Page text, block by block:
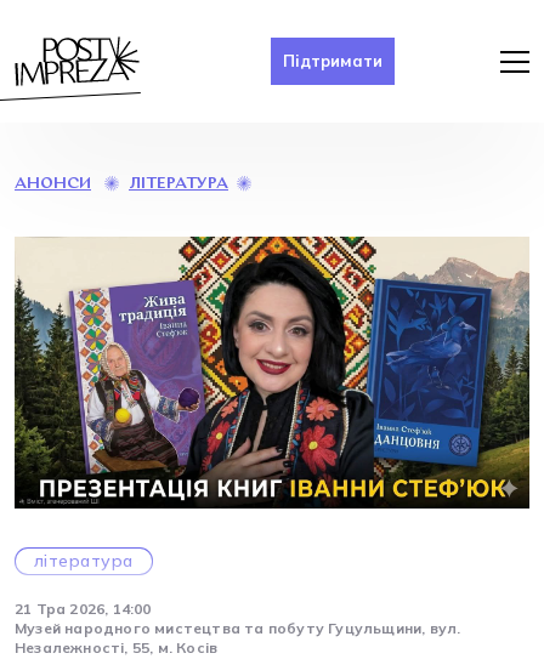
Підтримати
АНОНСИ ЛІТЕРАТУРА
ТРАДИЦІЯ»
ТА
«ДАНЦОВНЯ»
література
21 Тра 2026, 14:00
Музей народного мистецтва та побуту Гуцульщини, вул.
Незалежності, 55, м. Косів